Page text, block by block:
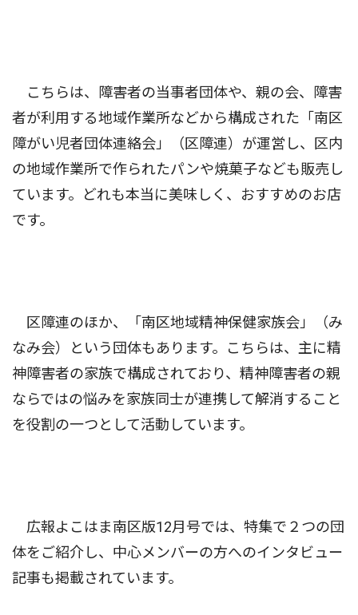
こちらは、障害者の当事者団体や、親の会、障害
者が利用する地域作業所などから構成された「南区
障がい児者団体連絡会」（区障連）が運営し、区内
の地域作業所で作られたパンや焼菓子なども販売し
ています。どれも本当に美味しく、おすすめのお店
です。
区障連のほか、「南区地域精神保健家族会」（み
なみ会）という団体もあります。こちらは、主に精
神障害者の家族で構成されており、精神障害者の親
ならではの悩みを家族同士が連携して解消すること
を役割の一つとして活動しています。
広報よこはま南区版12月号では、特集で２つの団
体をご紹介し、中心メンバーの方へのインタビュー
記事も掲載されています。